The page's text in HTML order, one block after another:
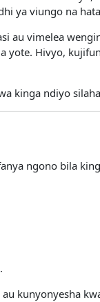
ya viungo na
au vimelea
Hivyo,
kinga ndiyo
ngono bila
kunyonyesha